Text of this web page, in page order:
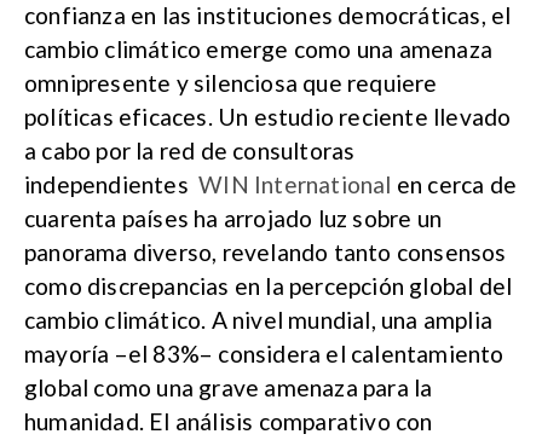
confianza en las instituciones democráticas, el
cambio climático emerge como una amenaza
omnipresente y silenciosa que requiere
políticas eficaces. Un estudio reciente llevado
a cabo por la red de consultoras
independientes WIN International en cerca de
cuarenta países ha arrojado luz sobre un
panorama diverso, revelando tanto consensos
como discrepancias en la percepción global del
cambio climático. A nivel mundial, una amplia
mayoría –el 83%– considera el calentamiento
global como una grave amenaza para la
humanidad. El análisis comparativo con